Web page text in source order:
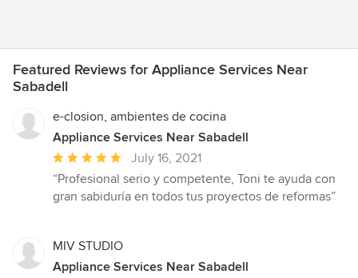
Featured Reviews for Appliance Services Near
Sabadell
e-closion, ambientes de cocina
Appliance Services Near Sabadell
Average
rating:
5
5
stars
July 16, 2021
“Profesional serio y competente, Toni te ayuda con
gran sabiduría en todos tus proyectos de reformas”
MIV STUDIO
Appliance Services Near Sabadell